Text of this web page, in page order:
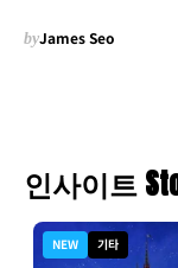
byJames Seo
인사이트
NEW 기타